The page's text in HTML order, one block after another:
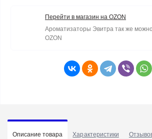
Перейти в магазин на OZON
Ароматизаторы Эвитра так же
OZON
Описание товара Характеристики